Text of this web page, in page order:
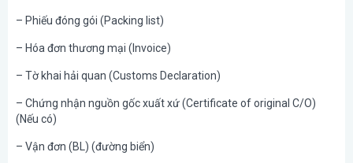
– Phiếu đóng gói (Packing list)
– Hóa đơn thương mại (Invoice)
– Tờ khai hải quan (Customs Declaration)
– Chứng nhận nguồn gốc xuất xứ (Certificate of original C/O)
(Nếu có)
– Vận đơn (BL) (đường biển)